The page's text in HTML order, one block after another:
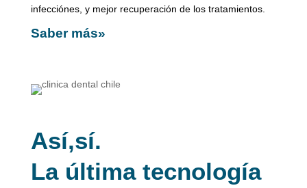
infecciónes, y mejor recuperación de los tratamientos.
Saber más»
Así,sí.
La última tecnología